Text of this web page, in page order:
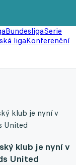
BundesligaSerie
ligaKonferenční
klub je nyní v
United
klub je nyní v
United